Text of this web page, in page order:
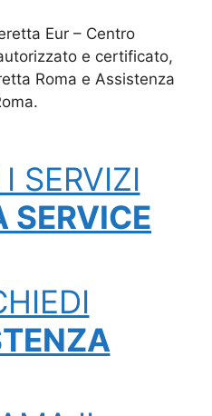
Eur – Centro
e certificato,
Roma e Assistenza
SERVIZI
SERVICE